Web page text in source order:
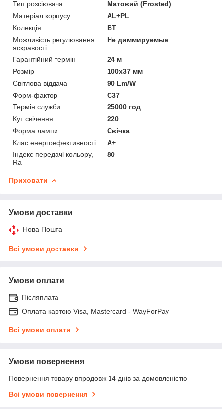
Тип розсіювача
Матовий (Frosted)
Матеріал корпусу
AL+PL
Колекція
BT
Можливість регулювання
яскравості
Не диммируемые
Гарантійний термін
24 м
Розмір
100x37 мм
Світлова віддача
90 Lm/W
Форм-фактор
C37
Термін служби
25000 год
Кут свічення
220
Форма лампи
Свічка
Клас енергоефективності
A+
Індекс передачі кольору,
Ra
80
Приховати
Умови доставки
Нова Пошта
Всі умови доставки
Умови оплати
Післяплата
Оплата картою Visa, Mastercard - WayForPay
Всі умови оплати
Умови повернення
Повернення товару впродовж 14 днів за домовленістю
Всі умови повернення